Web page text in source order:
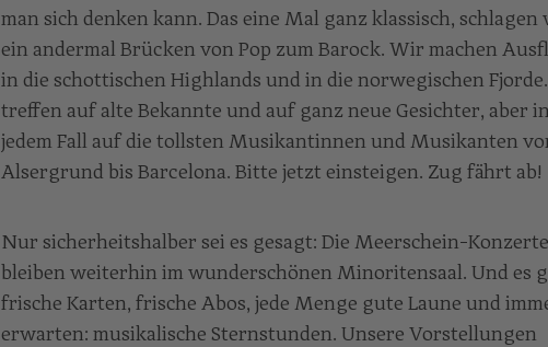
man sich denken kann. Das eine Mal ganz klassisch, schlagen
ein andermal Brücken von Pop zum Barock. Wir machen
in die schottischen Highlands und in die norwegischen
treffen auf alte Bekannte und auf ganz neue Gesichter, aber
jedem Fall auf die tollsten Musikantinnen und Musikanten
Alsergrund bis Barcelona. Bitte jetzt einsteigen. Zug fährt ab!
Nur sicherheitshalber sei es gesagt: Die Meerschein-Konzerte
bleiben weiterhin im wunderschönen Minoritensaal. Und es
frische Karten, frische Abos, jede Menge gute Laune und
erwarten: musikalische Sternstunden. Unsere Vorstellungen